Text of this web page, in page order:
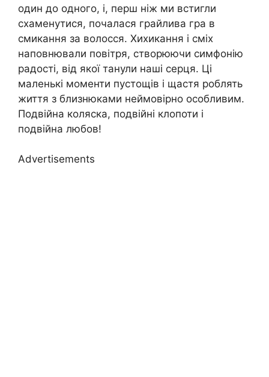
один до одного, і, перш ніж ми встигли
схаменутися, почалася грайлива гра в
смикання за волосся. Хихикання і сміх
наповнювали повітря, створюючи симфонію
радості, від якої танули наші серця. Ці
маленькі моменти пустощів і щастя роблять
життя з близнюками неймовірно особливим.
Подвійна коляска, подвійні клопоти і
подвійна любов!
Advertisements